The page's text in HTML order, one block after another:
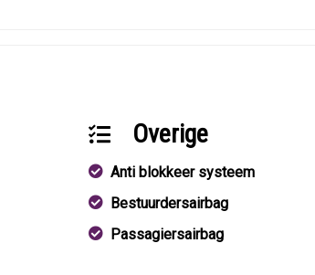
Overige
Anti blokkeer systeem
Bestuurdersairbag
Passagiersairbag